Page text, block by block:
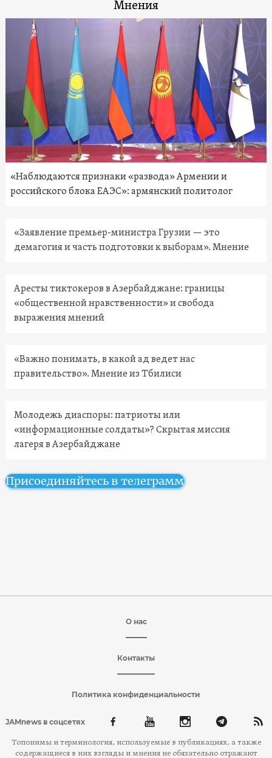
Мнения
«Наблюдаются признаки «развода» Армении и
российского блока ЕАЭС»: армянский политолог
«Заявление премьер-министра Грузии — это
демагогия и часть подготовки к выборам». Мнение
Аресты тиктокеров в Азербайджане: границы
«общественной нравственности» и свобода
выражения мнений
«Важно понимать, в какой ад ведет нас
правительство». Мнение из Тбилиси
Молодежь диаспоры: патриоты или
«информационные солдаты»? Скрытая миссия
лагеря в Азербайджане
Присоединяйтесь в телеграмм
О нас
Контакты
Политика конфиденциальности
JAMnews в соцсетях
Топонимы и терминология, используемые в публикациях, а также
содержащиеся в них взгляды и мнения не обязательно отражают